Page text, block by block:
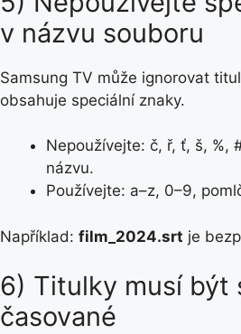
v názvu souboru
Samsung TV může ignorovat
obsahuje speciální znaky.
Nepoužívejte: č, ř, ť, š, %,
názvu.
Používejte: a–z, 0–9,
Například: film_2024.srt je
6) Titulky musí být
časované